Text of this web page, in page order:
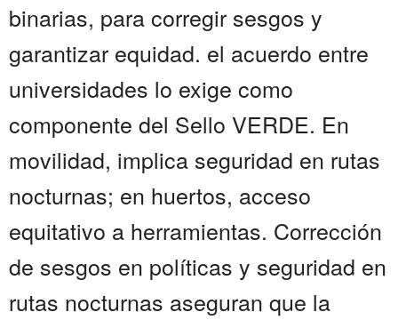
binarias, para corregir sesgos y
garantizar equidad. el acuerdo entre
universidades lo exige como
componente del Sello VERDE. En
movilidad, implica seguridad en rutas
nocturnas; en huertos, acceso
equitativo a herramientas. Corrección
de sesgos en políticas y seguridad en
rutas nocturnas aseguran que la